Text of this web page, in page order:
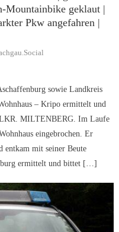
Mountainbike geklaut |
Pkw angefahren |
sowie Landkreis
– Kripo ermittelt und
MILTENBERG. Im Laufe
eingebrochen. Er
entkam mit seiner Beute
ermittelt und bittet […]